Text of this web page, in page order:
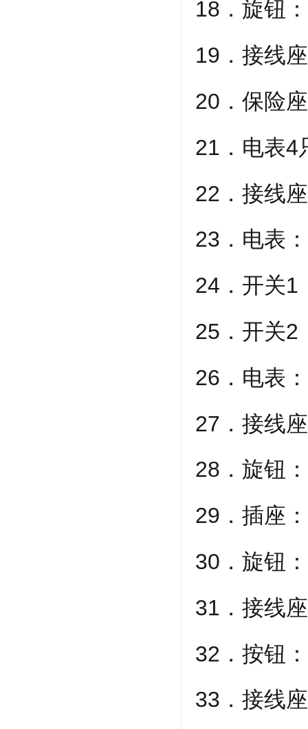
18．旋钮
19．接线
20．保险
21．电表4
22．接线
23．电表
24．开关1
25．开关2
26．电表
27．接线
28．旋钮
29．插座
30．旋钮
31．接线
32．按钮
33．接线